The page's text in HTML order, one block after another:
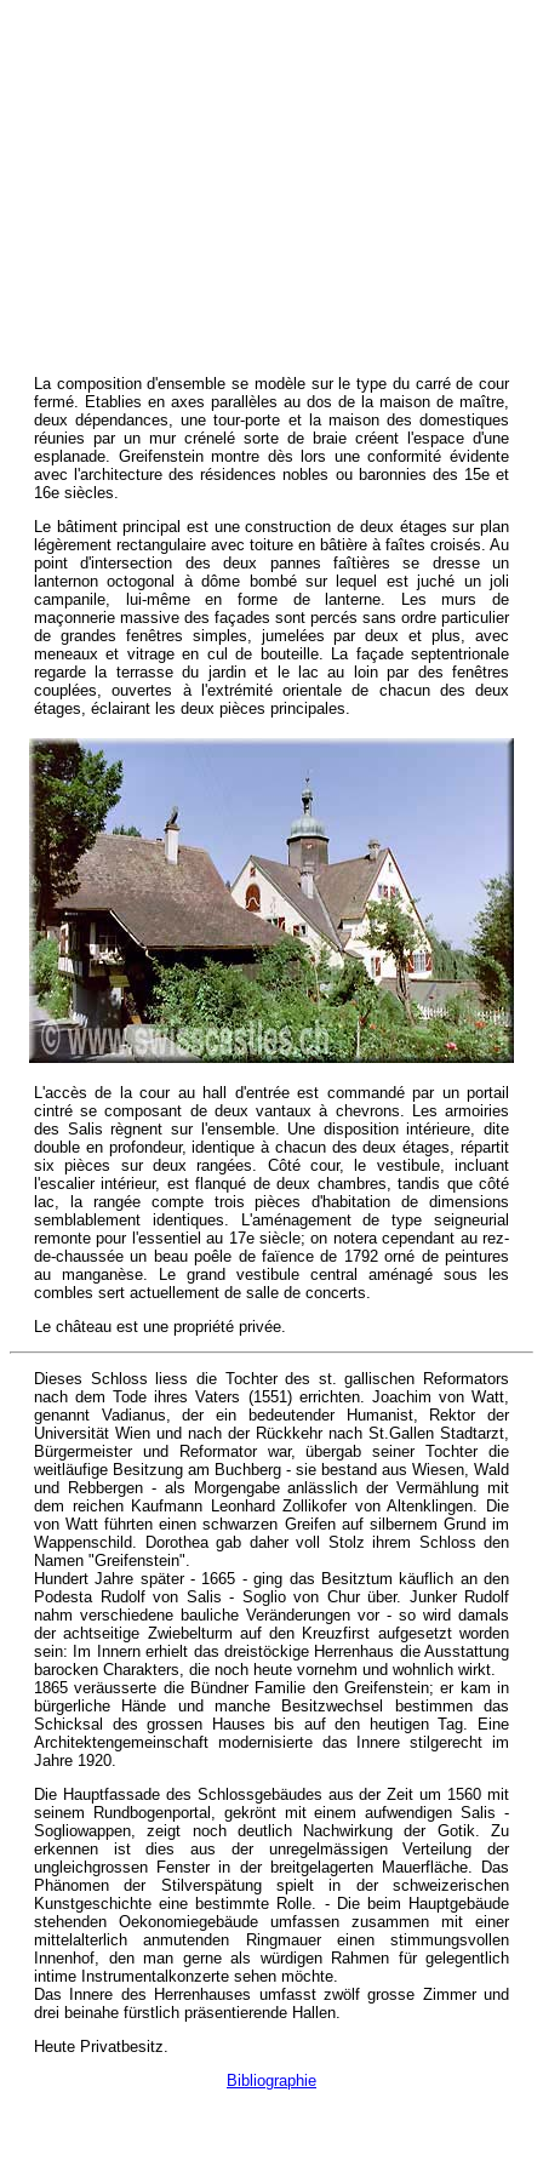
La composition d'ensemble se modèle sur le type du carré de cour
fermé. Etablies en axes parallèles au dos de la maison de maître,
deux dépendances, une tour-porte et la maison des domestiques
réunies par un mur crénelé sorte de braie créent l'espace d'une
esplanade. Greifenstein montre dès lors une conformité évidente
avec l'architecture des résidences nobles ou baronnies des 15e et
16e siècles.
Le bâtiment principal est une construction de deux étages sur plan
légèrement rectangulaire avec toiture en bâtière à faîtes croisés. Au
point d'intersection des deux pannes faîtières se dresse un
lanternon octogonal à dôme bombé sur lequel est juché un joli
campanile, lui-même en forme de lanterne. Les murs de
maçonnerie massive des façades sont percés sans ordre particulier
de grandes fenêtres simples, jumelées par deux et plus, avec
meneaux et vitrage en cul de bouteille. La façade septentrionale
regarde la terrasse du jardin et le lac au loin par des fenêtres
couplées, ouvertes à l'extrémité orientale de chacun des deux
étages, éclairant les deux pièces principales.
L'accès de la cour au hall d'entrée est commandé par un portail
cintré se composant de deux vantaux à chevrons. Les armoiries
des Salis règnent sur l'ensemble. Une disposition intérieure, dite
double en profondeur, identique à chacun des deux étages, répartit
six pièces sur deux rangées. Côté cour, le vestibule, incluant
l'escalier intérieur, est flanqué de deux chambres, tandis que côté
lac, la rangée compte trois pièces d'habitation de dimensions
semblablement identiques. L'aménagement de type seigneurial
remonte pour l'essentiel au 17e siècle; on notera cependant au rez-
de-chaussée un beau poêle de faïence de 1792 orné de peintures
au manganèse. Le grand vestibule central aménagé sous les
combles sert actuellement de salle de concerts.
Le château est une propriété privée.
Dieses Schloss liess die Tochter des st. gallischen Reformators
nach dem Tode ihres Vaters (1551) errichten. Joachim von Watt,
genannt Vadianus, der ein bedeutender Humanist, Rektor der
Universität Wien und nach der Rückkehr nach St.Gallen Stadtarzt,
Bürgermeister und Reformator war, übergab seiner Tochter die
weitläufige Besitzung am Buchberg - sie bestand aus Wiesen, Wald
und Rebbergen - als Morgengabe anlässlich der Vermählung mit
dem reichen Kaufmann Leonhard Zollikofer von Altenklingen. Die
von Watt führten einen schwarzen Greifen auf silbernem Grund im
Wappenschild. Dorothea gab daher voll Stolz ihrem Schloss den
Namen "Greifenstein".
Hundert Jahre später - 1665 - ging das Besitztum käuflich an den
Podesta Rudolf von Salis - Soglio von Chur über. Junker Rudolf
nahm verschiedene bauliche Veränderungen vor - so wird damals
der achtseitige Zwiebelturm auf den Kreuzfirst aufgesetzt worden
sein: Im Innern erhielt das dreistöckige Herrenhaus die Ausstattung
barocken Charakters, die noch heute vornehm und wohnlich wirkt.
1865 veräusserte die Bündner Familie den Greifenstein; er kam in
bürgerliche Hände und manche Besitzwechsel bestimmen das
Schicksal des grossen Hauses bis auf den heutigen Tag. Eine
Architektengemeinschaft modernisierte das Innere stilgerecht im
Jahre 1920.
Die Hauptfassade des Schlossgebäudes aus der Zeit um 1560 mit
seinem Rundbogenportal, gekrönt mit einem aufwendigen Salis -
Sogliowappen, zeigt noch deutlich Nachwirkung der Gotik. Zu
erkennen ist dies aus der unregelmässigen Verteilung der
ungleichgrossen Fenster in der breitgelagerten Mauerfläche. Das
Phänomen der Stilverspätung spielt in der schweizerischen
Kunstgeschichte eine bestimmte Rolle. - Die beim Hauptgebäude
stehenden Oekonomiegebäude umfassen zusammen mit einer
mittelalterlich anmutenden Ringmauer einen stimmungsvollen
Innenhof, den man gerne als würdigen Rahmen für gelegentlich
intime Instrumentalkonzerte sehen möchte.
Das Innere des Herrenhauses umfasst zwölf grosse Zimmer und
drei beinahe fürstlich präsentierende Hallen.
Heute Privatbesitz.
Bibliographie